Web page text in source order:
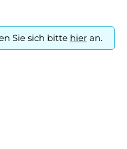
Sie sich bitte hieran.